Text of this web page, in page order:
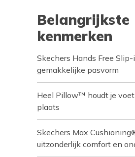
Belangrijkste
kenmerken
Skechers Hands Free
gemakkelijke pasvorm
Heel Pillow™ houdt je
plaats
Skechers Max
uitzonderlijk comfort en